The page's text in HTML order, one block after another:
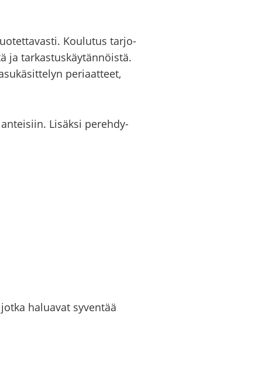
Kou­lu­tus tar­jo­
ja tar­kas­tus­käy­tän­nöis­tä.
pe­ri­aat­teet,
Li­säk­si pe­reh­dy­
ha­lua­vat sy­ven­tää